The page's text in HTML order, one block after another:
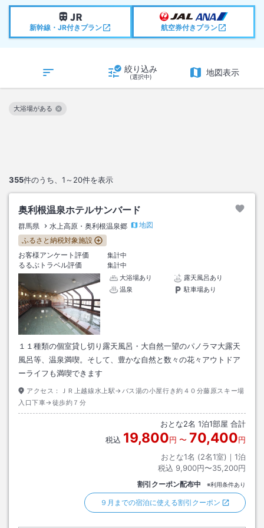
新幹線・JR付きプラン 航空券付きプラン
絞り込み
(選択中) 地図表示
355件のうち、 1～20件を表示
大浴場がある
この絞り込み条件を解除
奥利根温泉ホテルサンバード
群馬県 水上高原・奥利根温泉郷
地図
ふるさと納税対象施設
お客様アンケート評価
集計中
るるぶトラベル評価
集計中
大浴場あり
露天風呂あり
温泉
駐車場あり
１１種類の個室貸し切り露天風呂・大自然一望のパノラマ大露天
風呂等、温泉満喫。そして、豊かな自然と数々の花々アウトドア
ーライフも満喫できます
アクセス：
ＪＲ上越線水上駅→バス湯の小屋行き約４０分藤原スキー場
入口下車→徒歩約７分
おとな2名 1泊1部屋 合計
税込 19,800円 〜 70,400円
おとな1名 (2名1室)｜ 1泊
税込 9,900円〜35,200円
割引クーポン配布中 ※利用条件あり
９月までの宿泊に使える割引クーポン